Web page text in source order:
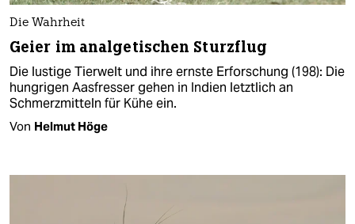
Die Wahrheit
Geier im analgetischen Sturzflug
Die lustige Tierwelt und ihre ernste Erforschung (198): Die
hungrigen Aasfresser gehen in Indien letztlich an
Schmerzmitteln für Kühe ein.
Von Helmut Höge